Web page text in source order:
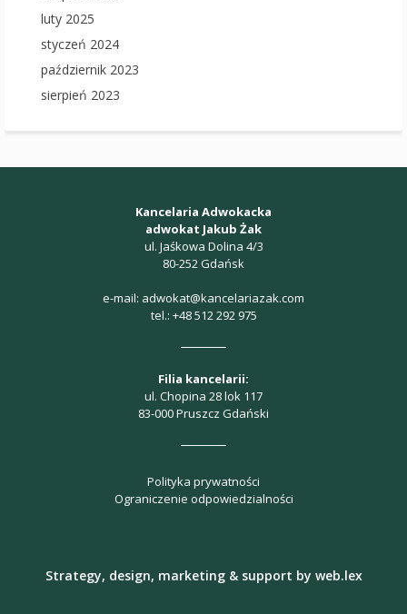
luty 2025
styczeń 2024
październik 2023
sierpień 2023
Kancelaria Adwokacka
adwokat Jakub Żak
ul. Jaśkowa Dolina 4/3
80-252 Gdańsk
e-mail: adwokat@kancelariazak.com
tel.: +48 512 292 975
Filia kancelarii:
ul. Chopina 28 lok 117
83-000 Pruszcz Gdański
Polityka prywatności
Ograniczenie odpowiedzialności
Strategy, design, marketing & support by web.lex